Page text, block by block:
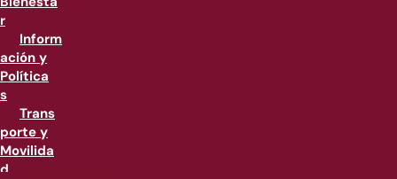
r
Inform
ación y
Política
s
Trans
porte y
Movilida
d